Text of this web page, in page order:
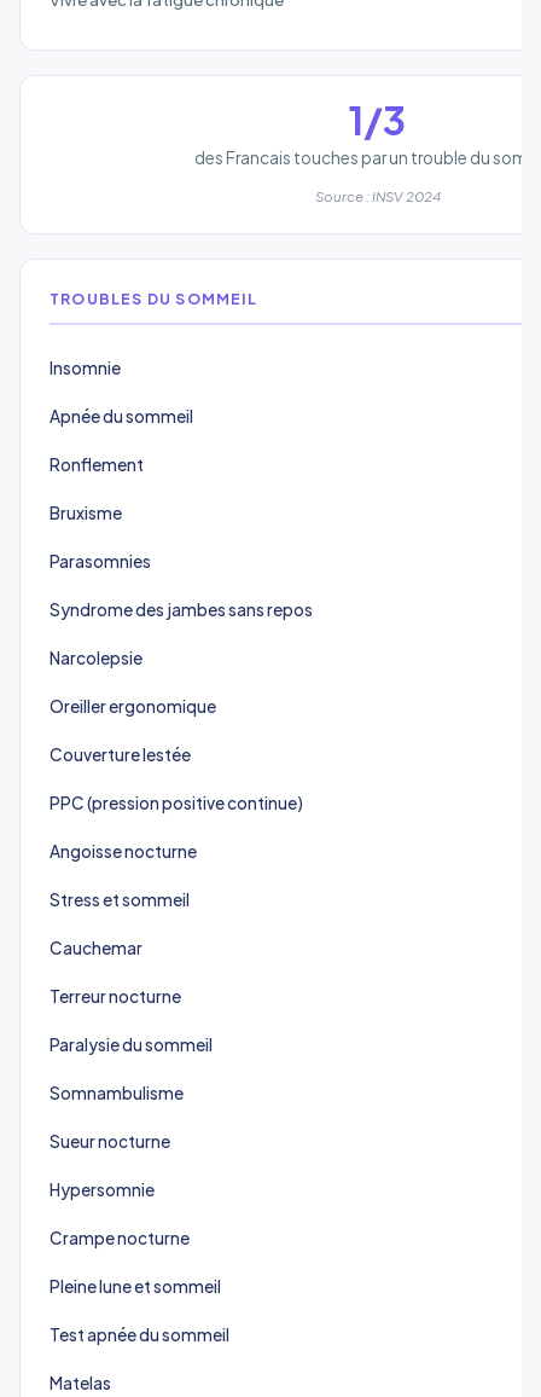
1/3
des Francais touches par un trouble du
Source : INSV 2024
TROUBLES DU SOMMEIL
Insomnie
Apnée du sommeil
Ronflement
Bruxisme
Parasomnies
Syndrome des jambes sans repos
Narcolepsie
Oreiller ergonomique
Couverture lestée
PPC (pression positive continue)
Angoisse nocturne
Stress et sommeil
Cauchemar
Terreur nocturne
Paralysie du sommeil
Somnambulisme
Sueur nocturne
Hypersomnie
Crampe nocturne
Pleine lune et sommeil
Test apnée du sommeil
Matelas